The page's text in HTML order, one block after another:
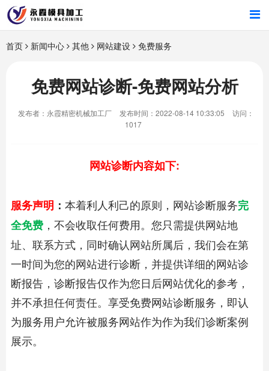
首页
产品中心
新闻中心
首页 新闻中心 其他 网站建设 免费服务
免费网站诊断-免费网站分析
发布者：永霞精密机械加工厂 发布时间：2022-08-14 10:33:05
访问：
1017
网站诊断内容如下:
服务声明 ： 本着利人利己的原则，网站诊断服务完
全免费 ，不会收取任何费用。您只需提供网站地
址、联系方式，同时确认网站所属后，我们会在第
一时间为您的网站进行诊断，并提供详细的网站诊
断报告，诊断报告仅作为您日后网站优化的参考，
并不承担任何责任。享受免费网站诊断服务，即认
为服务用户允许被服务网站作为作为我们诊断案例
展示。